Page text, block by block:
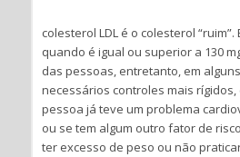
colesterol LDL é o colesterol
quando é igual ou superior a 130
das pessoas, entretanto, em
necessários controles mais
pessoa já teve um problema
ou se tem algum outro fator de
ter excesso de peso ou não